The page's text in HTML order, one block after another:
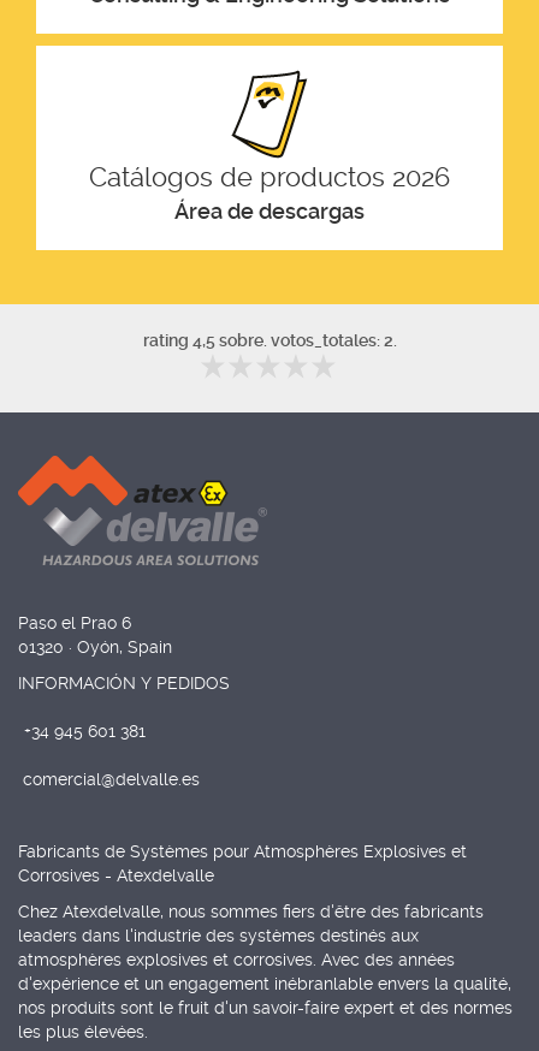
Catálogos de productos 2026
Área de descargas
rating 4,5 sobre. votos_totales: 2.
Paso el Prao 6
01320 · Oyón, Spain
INFORMACIÓN Y PEDIDOS
+34 945 601 381
comercial@delvalle.es
Fabricants de Systèmes pour Atmosphères Explosives et
Corrosives - Atexdelvalle
Chez Atexdelvalle, nous sommes fiers d'être des fabricants
leaders dans l'industrie des systèmes destinés aux
atmosphères explosives et corrosives. Avec des années
d'expérience et un engagement inébranlable envers la qualité,
nos produits sont le fruit d'un savoir-faire expert et des normes
les plus élevées.